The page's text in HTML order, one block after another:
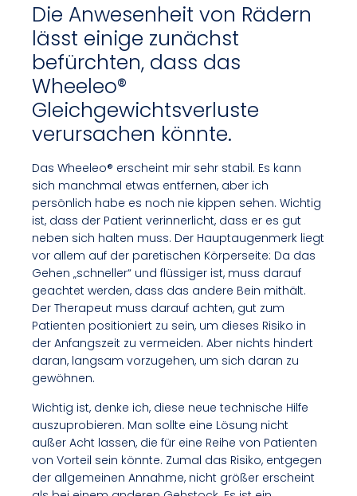
Die Anwesenheit von Rädern
lässt einige zunächst
befürchten, dass das
Wheeleo®
Gleichgewichtsverluste
verursachen könnte.
Das Wheeleo® erscheint mir sehr stabil. Es kann
sich manchmal etwas entfernen, aber ich
persönlich habe es noch nie kippen sehen. Wichtig
ist, dass der Patient verinnerlicht, dass er es gut
neben sich halten muss. Der Hauptaugenmerk liegt
vor allem auf der paretischen Körperseite: Da das
Gehen „schneller“ und flüssiger ist, muss darauf
geachtet werden, dass das andere Bein mithält.
Der Therapeut muss darauf achten, gut zum
Patienten positioniert zu sein, um dieses Risiko in
der Anfangszeit zu vermeiden. Aber nichts hindert
daran, langsam vorzugehen, um sich daran zu
gewöhnen.
Wichtig ist, denke ich, diese neue technische Hilfe
auszuprobieren. Man sollte eine Lösung nicht
außer Acht lassen, die für eine Reihe von Patienten
von Vorteil sein könnte. Zumal das Risiko, entgegen
der allgemeinen Annahme, nicht größer erscheint